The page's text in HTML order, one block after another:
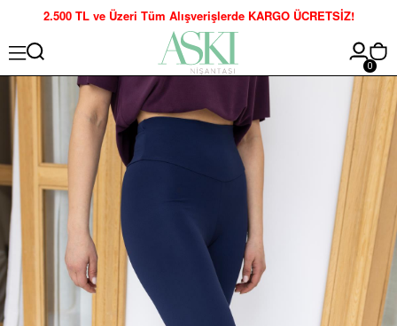
2.500 TL ve Üzeri Tüm Alışverişlerde KARGO ÜCRETSİZ!
0